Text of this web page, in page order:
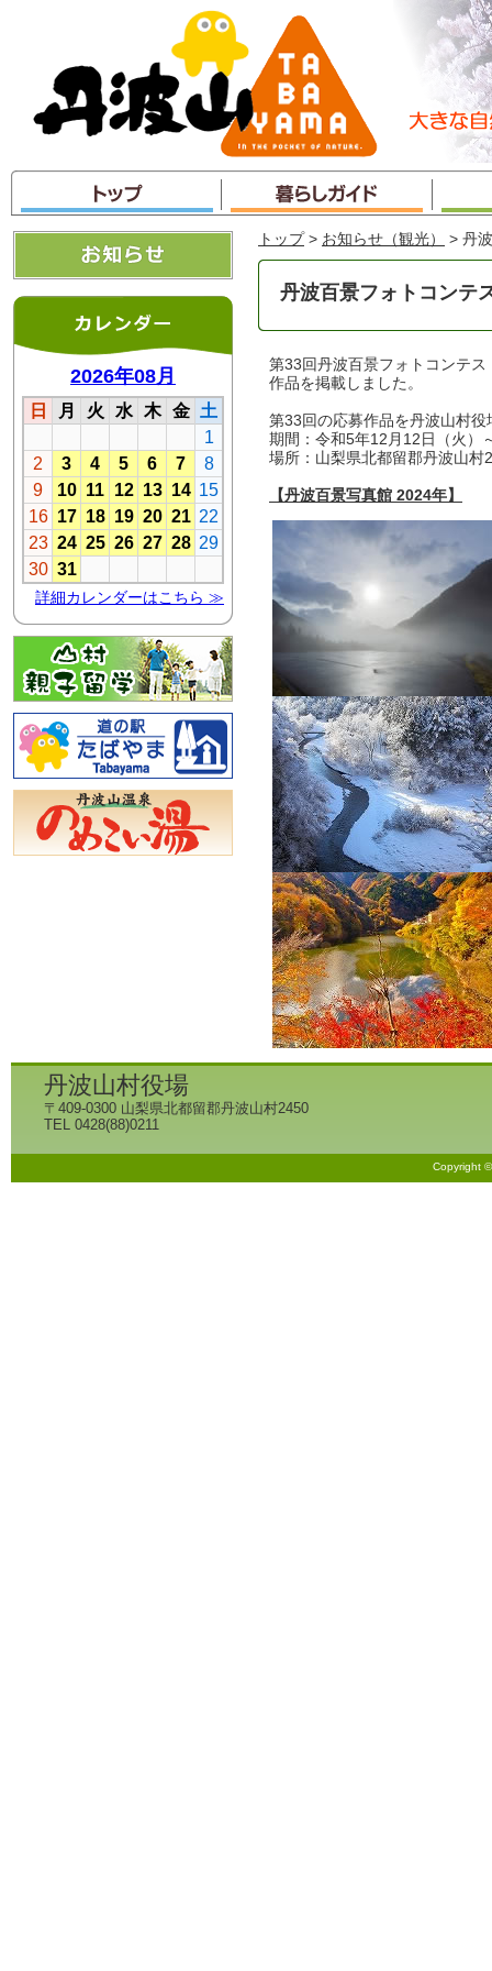
ャ
ン
プ
トップ > お知らせ（観光） > 丹
丹波百景フォトコンテ
第33回丹波百景フォトコンテ
作品を掲載しました。
第33回の応募作品を丹波山村
期間：令和5年12月12日（火）
場所：山梨県北都留郡丹波山
【丹波百景写真館 2024年】
丹波山村役場
〒409-0300 山梨県北都留郡丹波山村2450
TEL 0428(88)0211
Copyright